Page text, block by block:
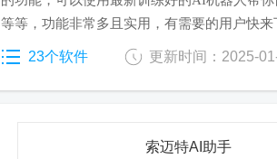
等等，功能非常多且实用，有需要的用户快来
23个软件 更新时间：2025-
索迈特AI助手